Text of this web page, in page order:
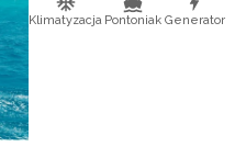
Klimatyzacja Pontoniak Generator